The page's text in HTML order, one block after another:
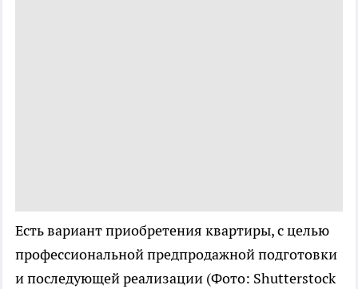
Есть вариант приобретения квартиры, с целью
профессиональной предпродажной подготовки
и последующей реализации (Фото: Shutterstock